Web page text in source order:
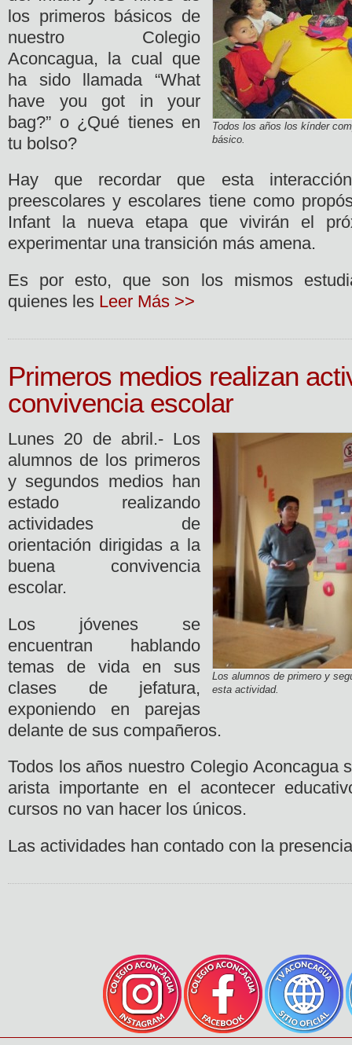
Todos los años los kínder
básico.
los primeros básicos de
nuestro Colegio
Aconcagua, la cual que
ha sido llamada “What
have you got in your
bag?” o ¿Qué tienes en
tu bolso?
Hay que recordar que esta
preescolares y escolares tiene como
Infant la nueva etapa que vivirán el
experimentar una transición más amena.
Es por esto, que son los mismos
quienes les Leer Más >>
Primeros medios realizan
convivencia escolar
Los alumnos de primero y
esta actividad.
Lunes 20 de abril.- Los
alumnos de los primeros
y segundos medios han
estado realizando
actividades de
orientación dirigidas a la
buena convivencia
escolar.
Los jóvenes se
encuentran hablando
temas de vida en sus
clases de jefatura,
exponiendo en parejas
delante de sus compañeros.
Todos los años nuestro Colegio Aconcagua
arista importante en el acontecer
cursos no van hacer los únicos.
Las actividades han contado con la